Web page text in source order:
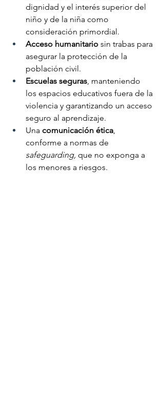
dignidad y el interés superior del
niño y de la niña como
consideración primordial.
Acceso humanitario sin trabas para
asegurar la protección de la
población civil.
Escuelas seguras, manteniendo
los espacios educativos fuera de la
violencia y garantizando un acceso
seguro al aprendizaje.
Una comunicación ética,
conforme a normas de
safeguarding, que no exponga a
los menores a riesgos.